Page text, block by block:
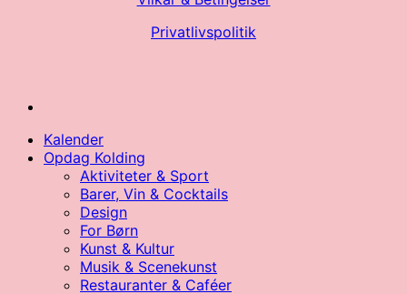
Privatlivspolitik
Kalender
Opdag Kolding
Aktiviteter & Sport
Barer, Vin & Cocktails
Design
For Børn
Kunst & Kultur
Musik & Scenekunst
Restauranter & Caféer